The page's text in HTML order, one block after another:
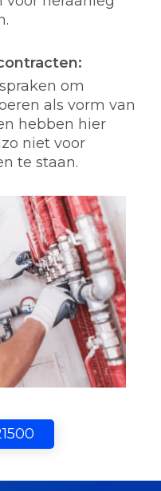
om
als vorm van
hebben hier
niet voor
te staan.